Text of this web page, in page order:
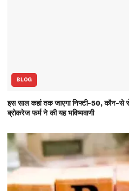
BLOG
इस साल कहां तक जाएगा निफ्टी-50, कौन-से
ब्रोकरेज फर्म ने की यह भविष्‍यवाणी